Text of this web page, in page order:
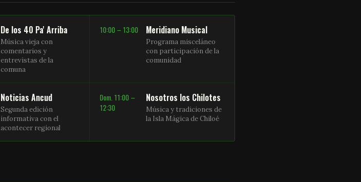
De los 40 Pa' Arriba
Música vieja con
comentarios y
entrevistas de la
comuna
10:00 – 13:00 Meridiano Musical
Programa misceláneo
con participación de la
comunidad
Noticias Ancud
Segunda edición
informativa con el
acontecer regional
Dom. 11:00 –
12:30
Nosotros los Chilotes
Música y tradiciones de
la Isla Mágica de Chiloé